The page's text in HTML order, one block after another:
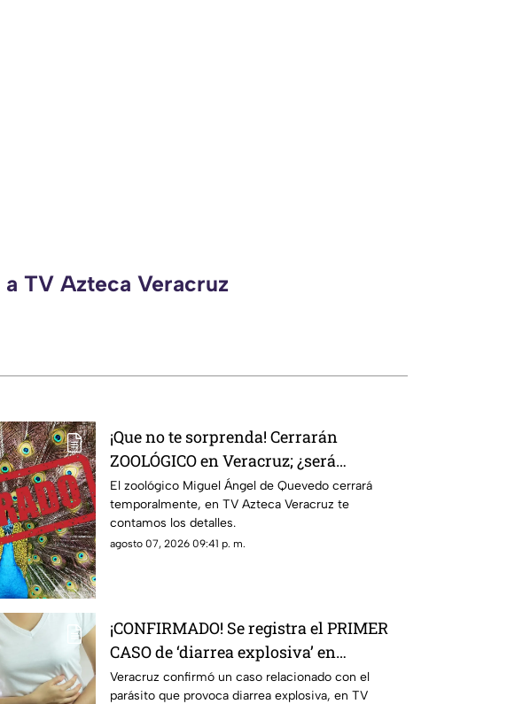
TV Azteca Veracruz
¡Que no te sorprenda! Cerrarán
ZOOLÓGICO en Veracruz; ¿será
definitivo?
El zoológico Miguel Ángel de Quevedo cerrará
temporalmente, en TV Azteca Veracruz te
contamos los detalles.
agosto 07, 2026 09:41 p. m.
¡CONFIRMADO! Se registra el PRIMER
CASO de ‘diarrea explosiva’ en
Veracruz; esto sabemos
Veracruz confirmó un caso relacionado con el
parásito que provoca diarrea explosiva, en TV